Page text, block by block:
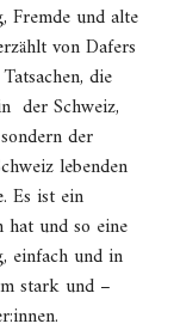
Fremde und alte
von Dafers
die
der Schweiz,
der
lebenden
Es ist ein
hat und so eine
einfach und in
stark und –